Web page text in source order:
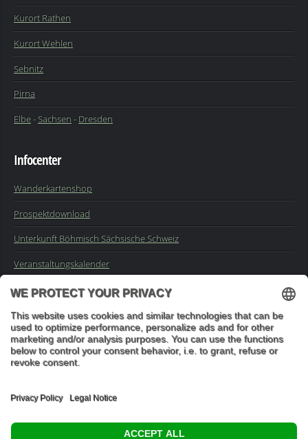
Kurort Rathen
Kurort Wehlen
Sebnitz
Pirna
Elbe-Sachsen - Dresden
Infocenter
Wanderkartenshop
Prospektdownload
Unterkunft Böhmisch Sächsische Schweiz
Veranstaltungskalender
Impressum
Buchungsanfrage
"In den Wäldern sind Dinge, über die nachzudenken man jahrelang
im Moos liegen könnte." (Franz Kafka)